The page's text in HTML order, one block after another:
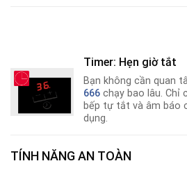
Timer: Hẹn giờ tắt
Bạn không cần quan
666 chạy bao lâu. Chỉ
bếp tự tắt và âm báo
dụng.
TÍNH NĂNG AN TOÀN